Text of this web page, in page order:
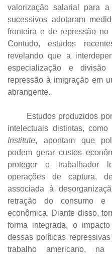
valorização salarial para
sucessivos adotaram
fronteira e de repressão
Contudo, estudos
revelando que a
especialização e
repressão à imigração em
abrangente.
Estudos produzidos
intelectuais distintas, como
Institute, apontam que
podem gerar custos
proteger o trabalhador
operações de captura,
associada à
retração do consumo e
econômica. Diante disso,
forma integrada, o
dessas políticas
trabalho americano,